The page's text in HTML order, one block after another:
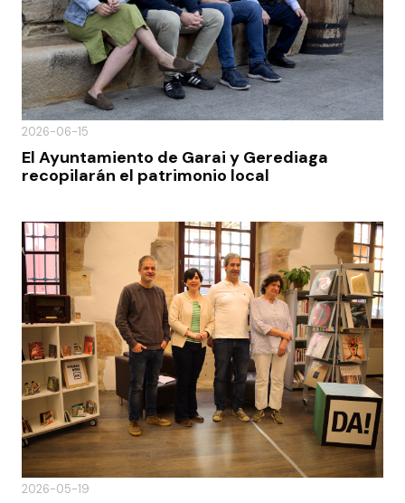
2026-06-15
El Ayuntamiento de Garai y Gerediaga
recopilarán el patrimonio local
2026-05-19